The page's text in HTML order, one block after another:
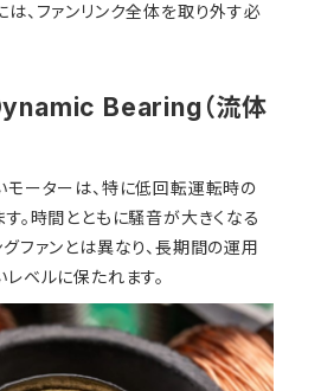
、ファンリンク全体を取り外す必
Bearing（流体
ーターは、特に低回転運転時の
。時間とともに騒音が大きくなる
ファンとは異なり、長期間の運用
ベルに保たれます。